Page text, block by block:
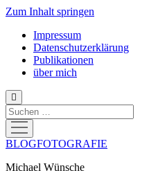
Zum Inhalt springen
Impressum
Datenschutzerklärung
Publikationen
über mich
Suchen
Menü
öffnen
BLOGFOTOGRAFIE
Michael Wünsche